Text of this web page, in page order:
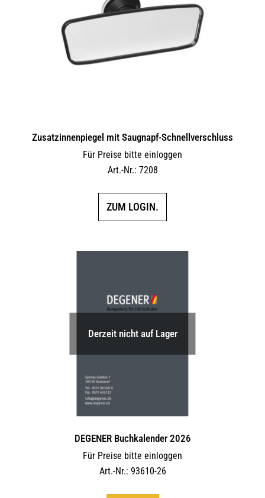
Optionen
können
auf
Zusatzinnenpiegel mit Saugnapf-Schnellverschluss
Für Preise bitte einloggen
Art.-Nr.: 7208
ZUM LOGIN.
Derzeit nicht auf Lager
DEGENER Buchkalender 2026
Für Preise bitte einloggen
Art.-Nr.: 93610-26